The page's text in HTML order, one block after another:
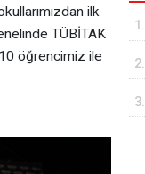
ilk
TÜBİTAK
öğrencimiz ile
1.
2.
3.